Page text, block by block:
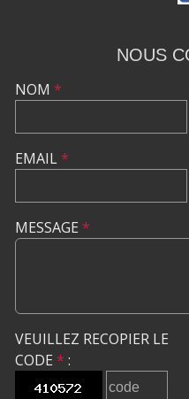
NOUS
NOM *
EMAIL*
MESSAGE *
VEUILLEZ RECOPIER LE
CODE * :